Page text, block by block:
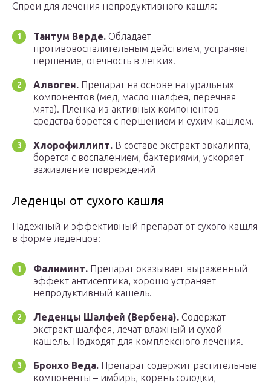
Спреи для лечения непродуктивного кашля:
Тантум Верде. Обладает
противовоспалительным действием, устраняет
першение, отечность в легких.
Алвоген. Препарат на основе натуральных
компонентов (мед, масло шалфея, перечная
мята). Пленка из активных компонентов
средства борется с першением и сухим кашлем.
Хлорофиллипт. В составе экстракт эвкалипта,
борется с воспалением, бактериями, ускоряет
заживление повреждений
Леденцы от сухого кашля
Надежный и эффективный препарат от сухого кашля
в форме леденцов:
Фалиминт. Препарат оказывает выраженный
эффект антисептика, хорошо устраняет
непродуктивный кашель.
Леденцы Шалфей (Вербена). Содержат
экстракт шалфея, лечат влажный и сухой
кашель. Подходят для комплексного лечения.
Бронхо Веда. Препарат содержит растительные
компоненты – имбирь, корень солодки,